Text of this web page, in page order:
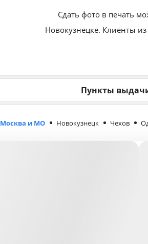
Сдать фото в печать
Новокузнецке. Клиенты
Пункты
Москва и МО Новокузнецк Чехов